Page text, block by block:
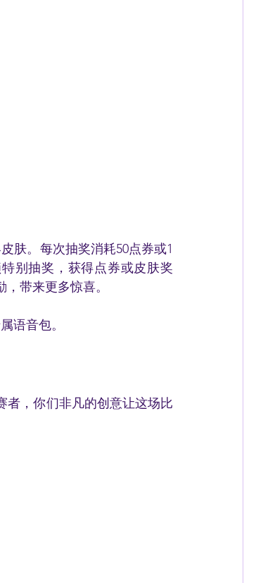
肤。每次抽奖消耗50点券或1
别抽奖，获得点券或皮肤奖
带来更多惊喜。
语音包。
者，你们非凡的创意让这场比